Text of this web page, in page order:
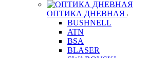
ОПТИКА ДНЕВНАЯ
BUSHNELL
ATN
BSA
BLASER